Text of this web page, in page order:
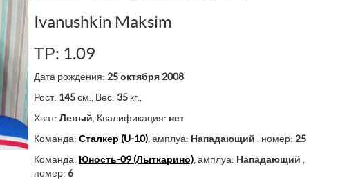
Ivanushkin Maksim
ТР: 1.09
Дата рождения: 25 октября 2008
Рост: 145см., Вес: 35 кг.,
Хват:Левый , Квалификация: нет
Команда:Сталкер (U-10) , амплуа: Нападающий , номер: 25
Команда: Юность-09 (Лыткарино) , амплуа: Нападающий
номер:6